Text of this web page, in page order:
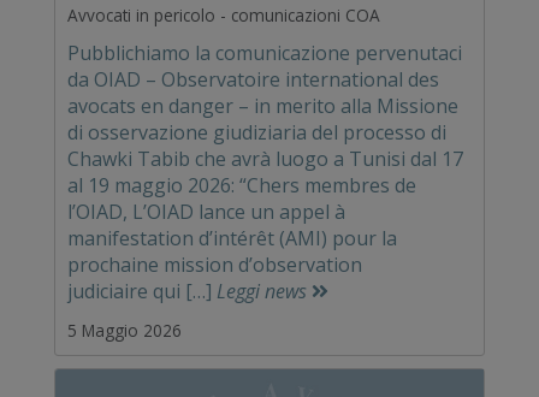
Avvocati in pericolo - comunicazioni COA
Pubblichiamo la comunicazione pervenutaci
da OIAD – Observatoire international des
avocats en danger – in merito alla Missione
di osservazione giudiziaria del processo di
Chawki Tabib che avrà luogo a Tunisi dal 17
al 19 maggio 2026: “Chers membres de
l’OIAD, L’OIAD lance un appel à
manifestation d’intérêt (AMI) pour la
prochaine mission d’observation
judiciaire qui […] Leggi news
5 Maggio 2026